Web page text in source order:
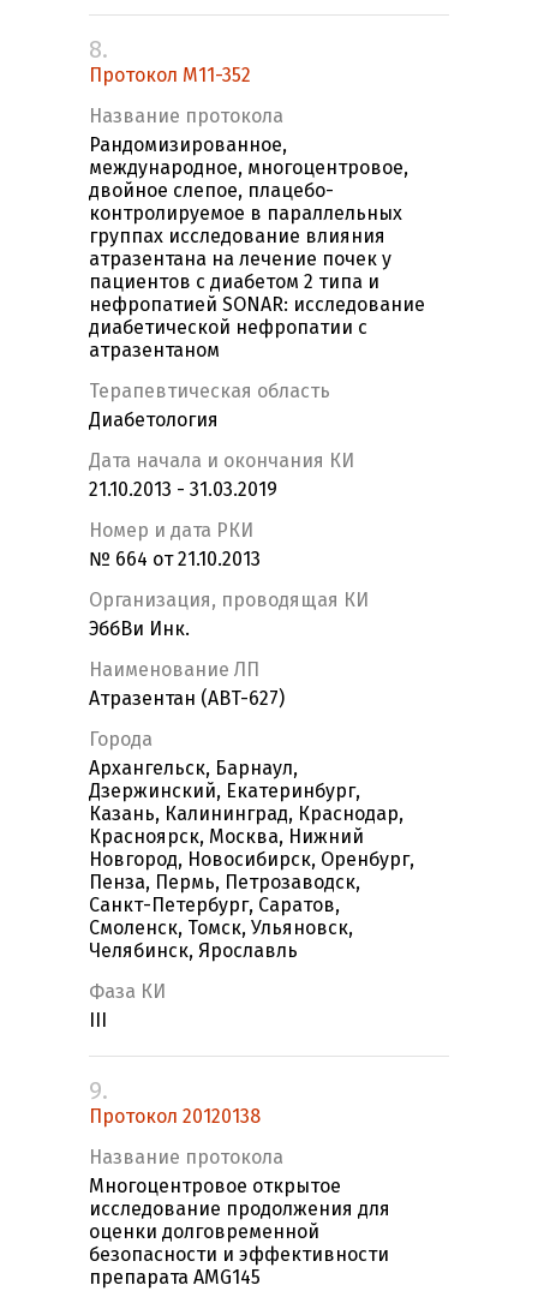
8.
Протокол M11-352
Название протокола
Рандомизированное,
международное, многоцентровое,
двойное слепое, плацебо-
контролируемое в параллельных
группах исследование влияния
атразентана на лечение почек у
пациентов с диабетом 2 типа и
нефропатией SONAR: исследование
диабетической нефропатии с
атразентаном
Терапевтическая область
Диабетология
Дата начала и окончания КИ
21.10.2013 - 31.03.2019
Номер и дата РКИ
№ 664 от 21.10.2013
Организация, проводящая КИ
ЭббВи Инк.
Наименование ЛП
Атразентан (ABT-627)
Города
Архангельск, Барнаул,
Дзержинский, Екатеринбург,
Казань, Калининград, Краснодар,
Красноярск, Москва, Нижний
Новгород, Новосибирск, Оренбург,
Пенза, Пермь, Петрозаводск,
Санкт-Петербург, Саратов,
Смоленск, Томск, Ульяновск,
Челябинск, Ярославль
Фаза КИ
9.
Протокол 20120138
Название протокола
Многоцентровое открытое
исследование продолжения для
оценки долговременной
безопасности и эффективности
препарата AMG145